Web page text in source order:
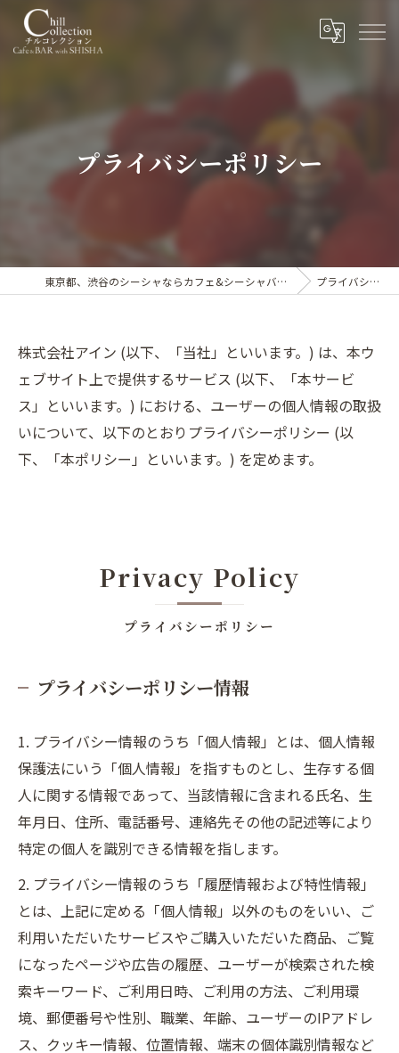
プライバシーポリシー
東京都、渋谷のシーシャならカフェ&シーシャバー Chill collection渋谷センター街店 プライバシーポリシー
株式会社アイン (以下、「当社」といいます。) は、本ウ
ェブサイト上で提供するサービス (以下、「本サービ
ス」といいます。) における、ユーザーの個人情報の取扱
いについて、以下のとおりプライバシーポリシー (以
下、「本ポリシー」といいます。) を定めます。
プライバシーポリシー
Privacy Policy
プライバシーポリシー情報
1. プライバシー情報のうち「個人情報」とは、個人情報
保護法にいう「個人情報」を指すものとし、生存する個
人に関する情報であって、当該情報に含まれる氏名、生
年月日、住所、電話番号、連絡先その他の記述等により
特定の個人を識別できる情報を指します。
2. プライバシー情報のうち「履歴情報および特性情報」
とは、上記に定める「個人情報」以外のものをいい、ご
利用いただいたサービスやご購入いただいた商品、ご覧
になったページや広告の履歴、ユーザーが検索された検
索キーワード、ご利用日時、ご利用の方法、ご利用環
境、郵便番号や性別、職業、年齢、ユーザーのIPアドレ
ス、クッキー情報、位置情報、端末の個体識別情報など